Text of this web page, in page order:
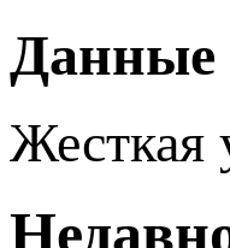
Данные
Жесткая